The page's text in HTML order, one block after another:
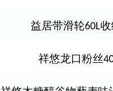
益居带滑轮60L收
祥悠龙口粉丝